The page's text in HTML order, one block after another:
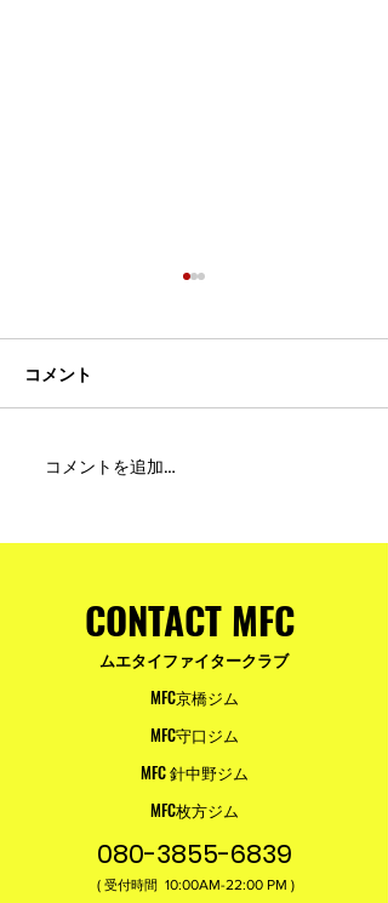
MFC DREAM FIGHT 24にご
皆様へ
コメント
コメントを追加…
CONTACT MFC
ムエタイファイタークラブ
MFC京橋ジム
MFC守口ジム
MFC 針中野ジム
MFC枚方ジム
080-3855-6839
( 受付時間 10:00AM-22:00​ PM )